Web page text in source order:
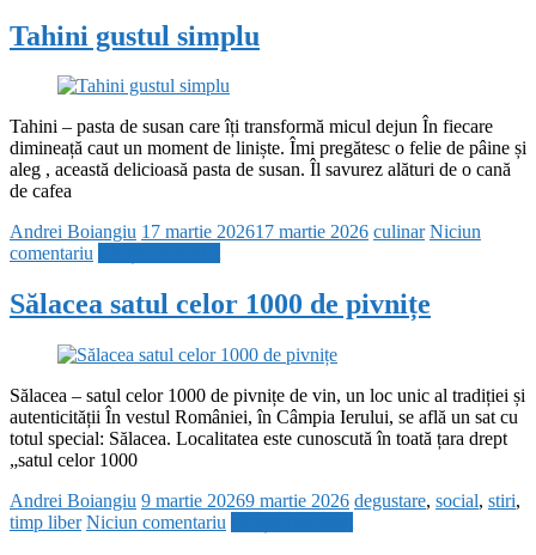
Tahini gustul simplu
Tahini – pasta de susan care îți transformă micul dejun În fiecare
dimineață caut un moment de liniște. Îmi pregătesc o felie de pâine și
aleg , această delicioasă pasta de susan. Îl savurez alături de o cană
de cafea
Andrei Boiangiu 17 martie 202617 martie 2026 culinar Niciun
comentariu
Sălacea satul celor 1000 de pivnițe
Sălacea – satul celor 1000 de pivnițe de vin, un loc unic al tradiției și
autenticității În vestul României, în Câmpia Ierului, se află un sat cu
totul special: Sălacea. Localitatea este cunoscută în toată țara drept
„satul celor 1000
Andrei Boiangiu 9 martie 20269 martie 2026 degustare, social, stiri,
timp liber Niciun comentariu